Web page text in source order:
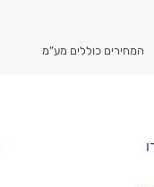
המחירים כוללים מע”מ